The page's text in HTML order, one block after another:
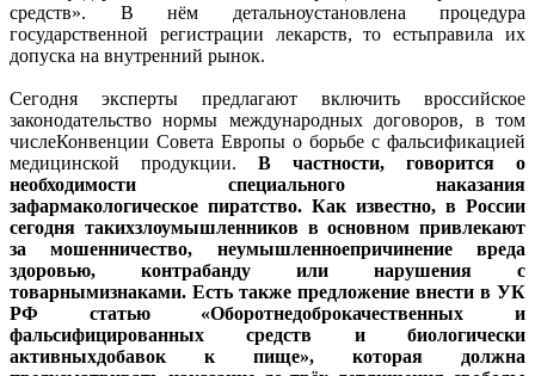
средств». В нём детальноустановлена процедура
государственной регистрации лекарств, то естьправила их
допуска на внутренний рынок.
Сегодня эксперты предлагают включить вроссийское
законодательство нормы международных договоров, в том
числеКонвенции Совета Европы о борьбе с фальсификацией
медицинской продукции. В частности, говорится о
необходимости специального наказания
зафармакологическое пиратство. Как известно, в России
сегодня такихзлоумышленников в основном привлекают
за мошенничество, неумышленноепричинение вреда
здоровью, контрабанду или нарушения с
товарнымизнаками. Есть также предложение внести в УК
РФ статью «Оборотнедоброкачественных и
фальсифицированных средств и биологически
активныхдобавок к пище», которая должна